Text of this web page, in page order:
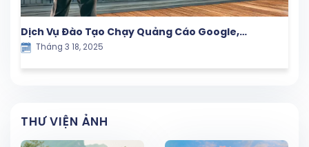
Dịch Vụ Đào Tạo Chạy Quảng Cáo Google,
Facebook và TikTok – Giải Pháp Marketing Hiệu
Quả
Tháng 3 18, 2025
THƯ VIỆN ẢNH